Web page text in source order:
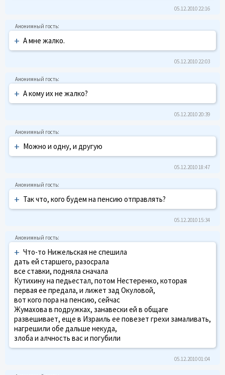
05.12.2010 22:16
+ А мне жалко.
05.12.2010 22:03
+ А кому их не жалко?
05.12.2010 20:39
+ Можно и одну, и другую
05.12.2010 18:47
+ Так что, кого будем на пенсию отправлять?
05.12.2010 15:34
+ Что-то Нижельская не спешила
дать ей старшего, разосрала
все ставки, подняла сначала
Кутихину на педьестал, потом Нестеренко, которая
первая ее предала, и лижет зад Окуловой,
вот кого пора на пенсию, сейчас
Жумахова в подружках, занавески ей в общаге
развешивает, еще в Израиль ее повезет грехи замаливать,
нагрешили обе дальше некуда,
злоба и алчность вас и погубили
05.12.2010 01:04